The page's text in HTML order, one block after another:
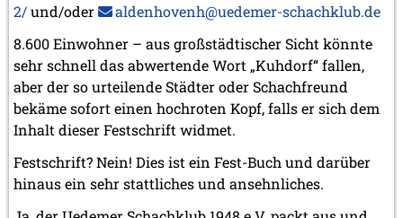
2/und/oder
aldenhovenh@uedemer-schachklub.de
8.600 Einwohner – aus großstädtischer Sicht könnte
sehr schnell das abwertende Wort „Kuhdorf“ fallen,
aber der so urteilende Städter oder Schachfreund
bekäme sofort einen hochroten Kopf, falls er sich dem
Inhalt dieser Festschrift widmet.
Festschrift? Nein! Dies ist ein Fest-Buch und darüber
hinaus ein sehr stattliches und ansehnliches.